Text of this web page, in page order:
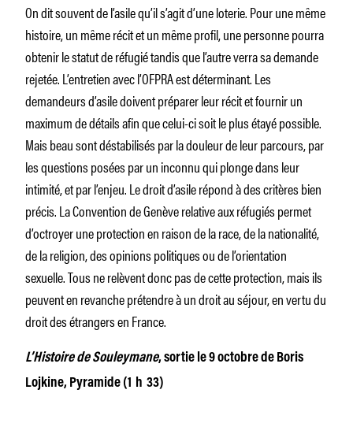
On dit souvent de l’asile qu’il s’agit d’une loterie. Pour une même
histoire, un même récit et un même profil, une personne pourra
obtenir le statut de réfugié tandis que l’autre verra sa demande
rejetée. L’entretien avec l’OFPRA est déterminant. Les
demandeurs d’asile doivent préparer leur récit et fournir un
maximum de détails afin que celui-ci soit le plus étayé possible.
Mais beau sont déstabilisés par la douleur de leur parcours, par
les questions posées par un inconnu qui plonge dans leur
intimité, et par l’enjeu. Le droit d’asile répond à des critères bien
précis. La Convention de Genève relative aux réfugiés permet
d’octroyer une protection en raison de la race, de la nationalité,
de la religion, des opinions politiques ou de l’orientation
sexuelle. Tous ne relèvent donc pas de cette protection, mais ils
peuvent en revanche prétendre à un droit au séjour, en vertu du
droit des étrangers en France.
L’Histoire de Souleymane, sortie le 9 octobre de Boris
Lojkine, Pyramide (1 h 33)